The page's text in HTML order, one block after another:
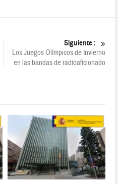
Siguiente :
Los Juegos Olímpicos de Invierno
en las bandas de radioaficionado